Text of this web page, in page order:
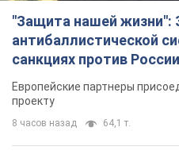
"Защита нашей жизни":
антибаллистической
санкциях против
Видео
Европейские партнеры
проекту
8 часов назад 64,1 т.